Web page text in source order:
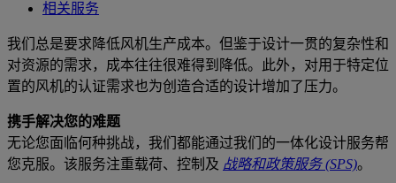
相关服务
我们总是要求降低风机生产成本。但鉴于设计一贯的复杂性和
对资源的需求，成本往往很难得到降低。此外，对用于特定位
置的风机的认证需求也为创造合适的设计增加了压力。
携手解决您的难题
无论您面临何种挑战，我们都能通过我们的一体化设计服务帮
您克服。该服务注重载荷、控制及 战略和政策服务 (SPS)。